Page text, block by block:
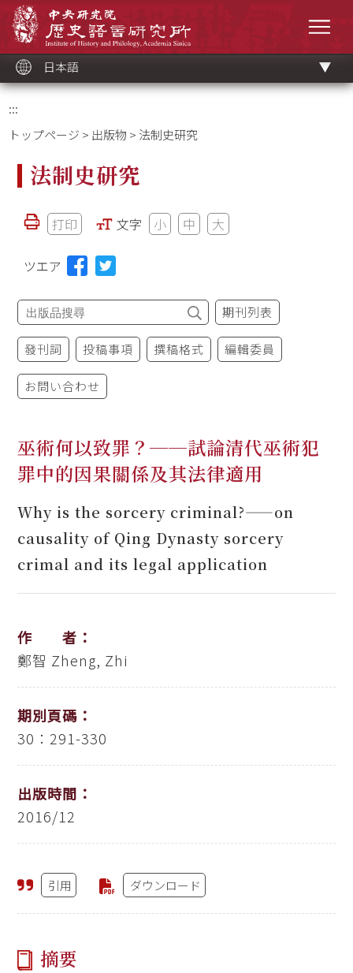
ッ
ク
日本語
:::
トップページ > 出版物 > 法制史研究
法制史研究
打印 文字 小 中 大
ツエア
期刊列表
發刊詞 投稿事項 撰稿格式 編輯委員
お問い合わせ
巫術何以致罪？──試論清代巫術犯
罪中的因果關係及其法律適用
Why is the sorcery criminal?——on
causality of Qing Dynasty sorcery
crimal and its legal application
作 者：
鄭智 Zheng, Zhi
期別頁碼：
30：291-330
出版時間：
2016/12
引用 ダウンロード
摘要